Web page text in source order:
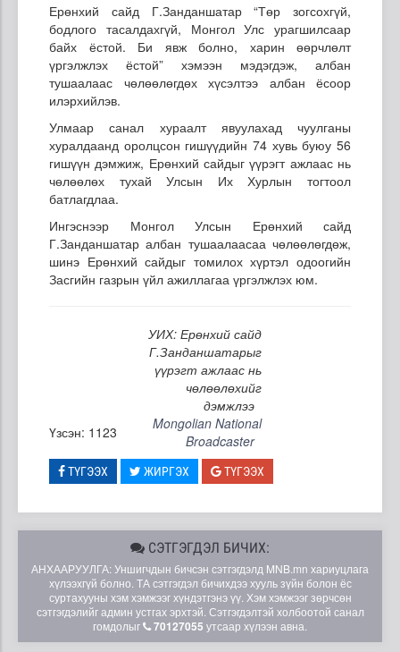
Ерөнхий сайд Г.Занданшатар “Төр зогсохгүй,
бодлого тасалдахгүй, Монгол Улс урагшилсаар
байх ёстой. Би явж болно, харин өөрчлөлт
үргэлжлэх ёстой” хэмээн мэдэгдэж, албан
тушаалаас чөлөөлөгдөх хүсэлтээ албан ёсоор
илэрхийлэв.
Улмаар санал хураалт явуулахад чуулганы
хуралдаанд оролцсон гишүүдийн 74 хувь буюу 56
гишүүн дэмжиж, Ерөнхий сайдыг үүрэгт ажлаас нь
чөлөөлөх тухай Улсын Их Хурлын тогтоол
батлагдлаа.
Ингэснээр Монгол Улсын Ерөнхий сайд
Г.Занданшатар албан тушаалаасаа чөлөөлөгдөж,
шинэ Ерөнхий сайдыг томилох хүртэл одоогийн
Засгийн газрын үйл ажиллагаа үргэлжлэх юм.
УИХ: Ерөнхий сайд
Г.Занданшатарыг
үүрэгт ажлаас нь
чөлөөлөхийг
дэмжлээ
Үзсэн: 1123
Mongolian National
Broadcaster
ТҮГЭЭХ ЖИРГЭХ ТҮГЭЭХ
СЭТГЭГДЭЛ БИЧИХ:
АНХААРУУЛГА: Уншигчдын бичсэн сэтгэгдэлд MNB.mn хариуцлага
хүлээхгүй болно. ТА сэтгэгдэл бичихдээ хууль зүйн болон ёс
суртахууны хэм хэмжээг хүндэтгэнэ үү. Хэм хэмжээг зөрчсөн
сэтгэгдэлийг админ устгах эрхтэй. Сэтгэгдэлтэй холбоотой санал
гомдолыг
70127055 утсаар хүлээн авна.